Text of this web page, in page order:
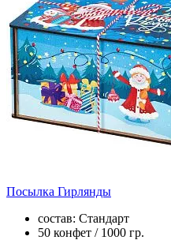
Посылка Гирлянды
состав: Стандарт
50 конфет / 1000 гр.